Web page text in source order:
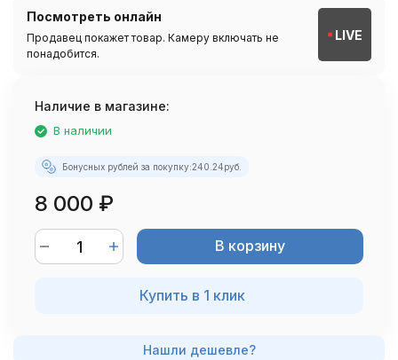
Посмотреть онлайн
Продавец покажет товар. Камеру включать не
понадобится.
LIVE
Наличие в магазине:
В наличии
Бонусных рублей за покупку:240.24руб.
8 000 ₽
В корзину
Купить в 1 клик